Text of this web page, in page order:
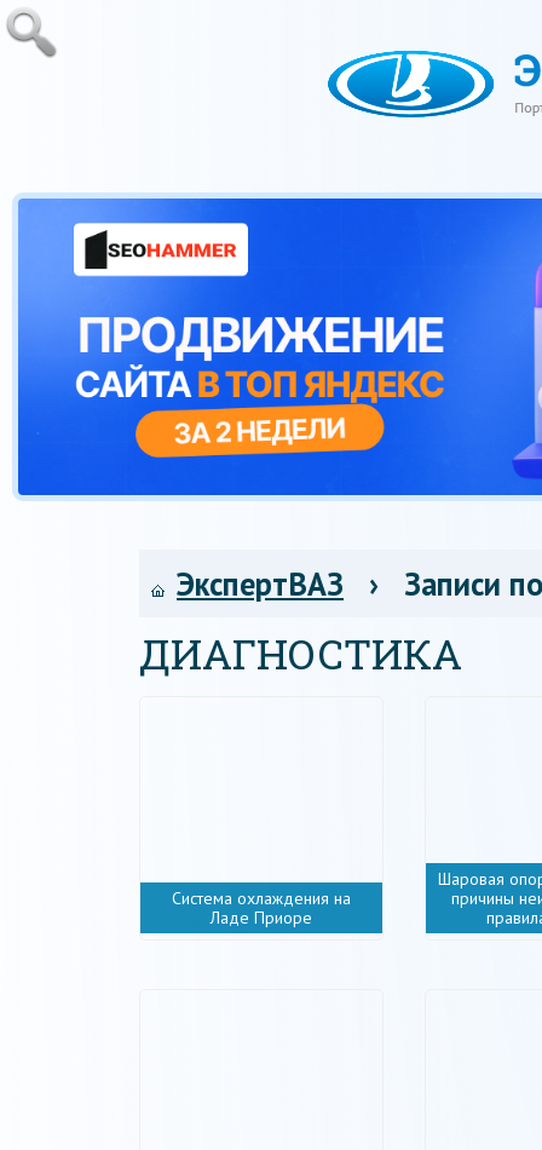
ЭкспертВАЗ › Записи
ДИАГНОСТИКА
Система охлаждения на
Ладе Приоре
Шаровая
причины